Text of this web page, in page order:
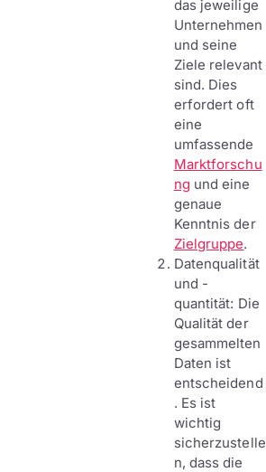
das jeweilige
Unternehmen
und seine
Ziele relevant
sind. Dies
erfordert oft
eine
umfassende
Marktforschu
ng und eine
genaue
Kenntnis der
Zielgruppe.
Datenqualität
und -
quantität: Die
Qualität der
gesammelten
Daten ist
entscheidend
. Es ist
wichtig
sicherzustelle
n, dass die